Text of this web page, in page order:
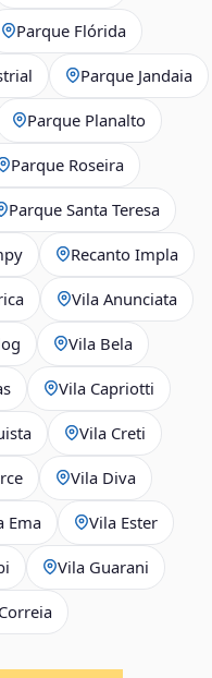
Parque Flórida
Parque Jandaia
Parque Planalto
Parque Roseira
Parque Santa Teresa
Recanto Impla
Vila Anunciata
Vila Bela
Vila Capriotti
Vila Creti
Vila Diva
Ema Vila Ester
Vila Guarani